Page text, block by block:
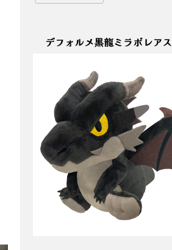
デフォルメ黒龍ミラボレアス